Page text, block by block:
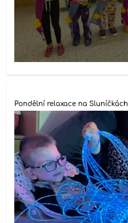
Pondělní relaxace na Sluníčkách